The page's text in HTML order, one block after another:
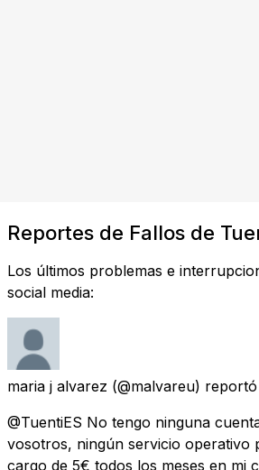
Reportes de Fallos de
Los últimos problemas e
social media:
maria j alvarez (@malvareu) reportó
@TuentiES No tengo ninguna
vosotros, ningún servicio operativo
cargo de 5€ todos los meses en mi